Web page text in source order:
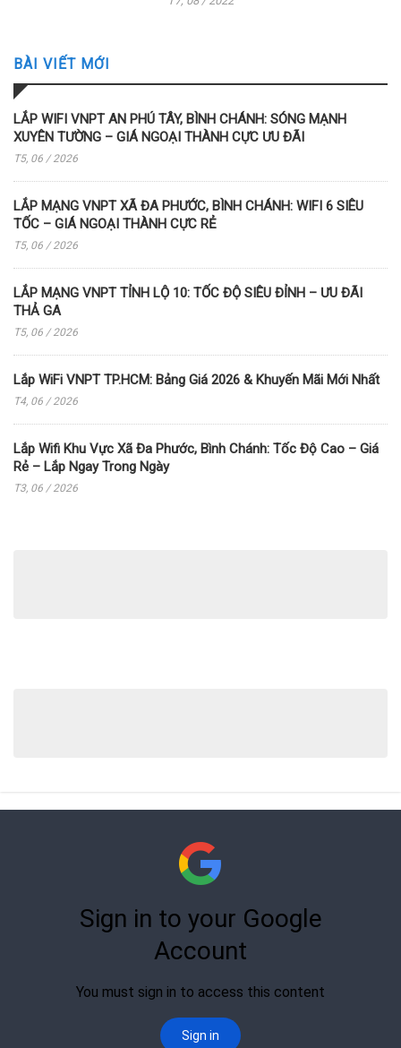
BÀI VIẾT MỚI
LẮP WIFI VNPT AN PHÚ TÂY, BÌNH CHÁNH: SÓNG MẠNH
XUYÊN TƯỜNG – GIÁ NGOẠI THÀNH CỰC ƯU ĐÃI
T5, 06 / 2026
LẮP MẠNG VNPT XÃ ĐA PHƯỚC, BÌNH CHÁNH: WIFI 6 SIÊU
TỐC – GIÁ NGOẠI THÀNH CỰC RẺ
T5, 06 / 2026
LẮP MẠNG VNPT TỈNH LỘ 10: TỐC ĐỘ SIÊU ĐỈNH – ƯU ĐÃI
THẢ GA
T5, 06 / 2026
Lắp WiFi VNPT TP.HCM: Bảng Giá 2026 & Khuyến Mãi Mới Nhất
T4, 06 / 2026
Lắp Wifi Khu Vực Xã Đa Phước, Bình Chánh: Tốc Độ Cao – Giá
Rẻ – Lắp Ngay Trong Ngày
T3, 06 / 2026